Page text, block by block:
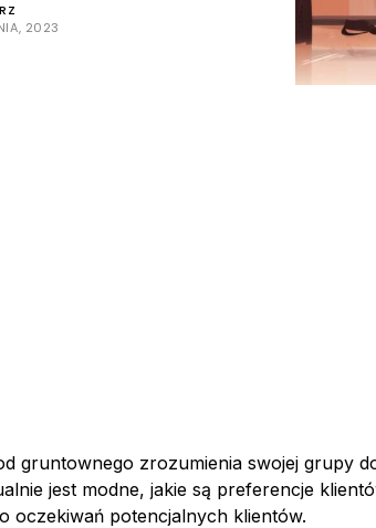
2023
gruntownego zrozumienia swojej grupy
jest modne, jakie są preferencje
oczekiwań potencjalnych klientów.